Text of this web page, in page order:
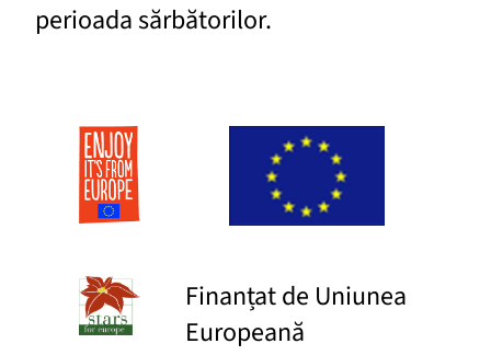
perioada sărbătorilor.
Finanțat de Uniunea
Europeană